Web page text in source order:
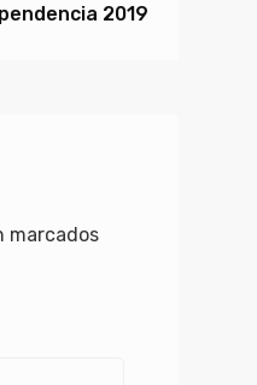
2019
marcados